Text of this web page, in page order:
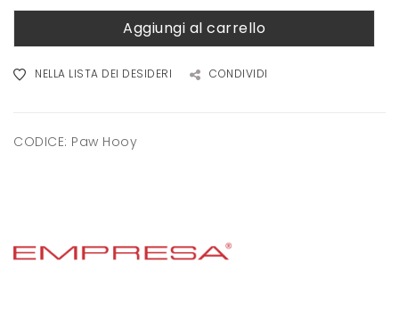
Aggiungi al carrello
NELLA LISTA DEI DESIDERI CONDIVIDI
CODICE: Paw Hooy